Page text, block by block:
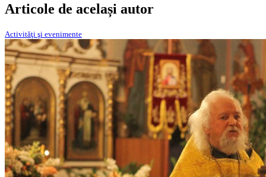
Articole de același autor
Activităţi şi evenimente